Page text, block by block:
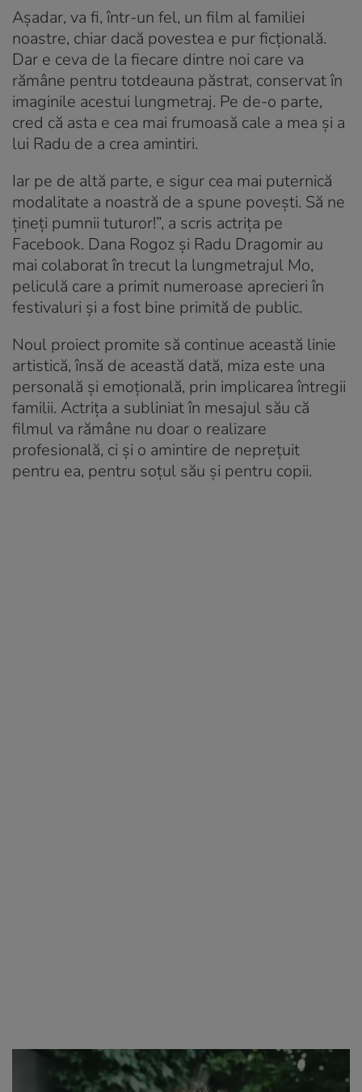
Așadar, va fi, într-un fel, un film al familiei
noastre, chiar dacă povestea e pur ficțională.
Dar e ceva de la fiecare dintre noi care va
rămâne pentru totdeauna păstrat, conservat în
imaginile acestui lungmetraj. Pe de-o parte,
cred că asta e cea mai frumoasă cale a mea și a
lui Radu de a crea amintiri.
Iar pe de altă parte, e sigur cea mai puternică
modalitate a noastră de a spune povești. Să ne
țineți pumnii tuturor!”, a scris actrița pe
Facebook. Dana Rogoz și Radu Dragomir au
mai colaborat în trecut la lungmetrajul Mo,
peliculă care a primit numeroase aprecieri în
festivaluri și a fost bine primită de public.
Noul proiect promite să continue această linie
artistică, însă de această dată, miza este una
personală și emoțională, prin implicarea întregii
familii. Actrița a subliniat în mesajul său că
filmul va rămâne nu doar o realizare
profesională, ci și o amintire de neprețuit
pentru ea, pentru soțul său și pentru copii.